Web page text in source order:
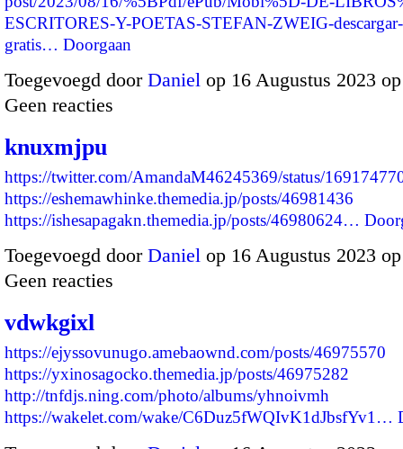
ESCRITORES-Y-POETAS-STEFAN-ZWEIG-
gratis… Doorgaan
Toegevoegd door Daniel op 16 Augustus 2023
Geen reacties
knuxmjpu
https://twitter.com/AmandaM46245369/status/
https://eshemawhinke.themedia.jp/posts/46981436
https://ishesapagakn.themedia.jp/posts/46980624…
Toegevoegd door Daniel op 16 Augustus 2023
Geen reacties
vdwkgixl
https://ejyssovunugo.amebaownd.com/posts/46975570
https://yxinosagocko.themedia.jp/posts/46975282
http://tnfdjs.ning.com/photo/albums/yhnoivmh
https://wakelet.com/wake/C6Duz5fWQIvK1dJbsfYv1…